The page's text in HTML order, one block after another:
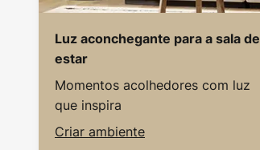
Luz aconchegante para a sala de
estar
Momentos acolhedores com luz
que inspira
Criar ambiente